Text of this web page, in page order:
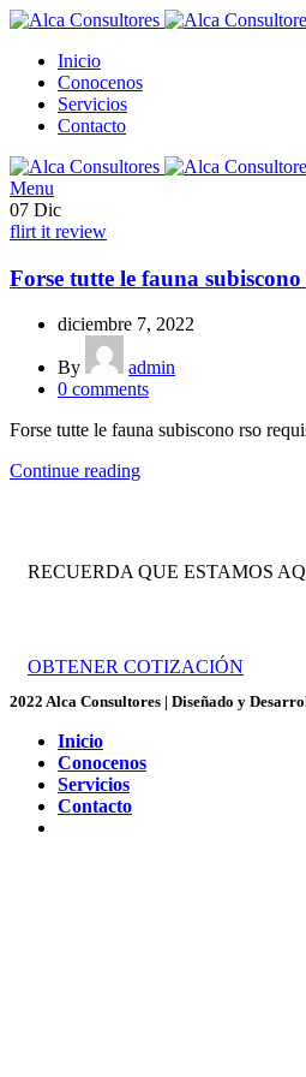
Inicio
Conocenos
Servicios
Contacto
Menu
07 Dic
flirt it review
Forse tutte le fauna
diciembre 7, 2022
By
admin
0 comments
Forse tutte le fauna subiscono rso
Continue reading
RECUERDA QUE ESTAMOS
OBTENER COTIZACIÓN
2022 Alca Consultores | Diseñado y
Inicio
Conocenos
Servicios
Contacto